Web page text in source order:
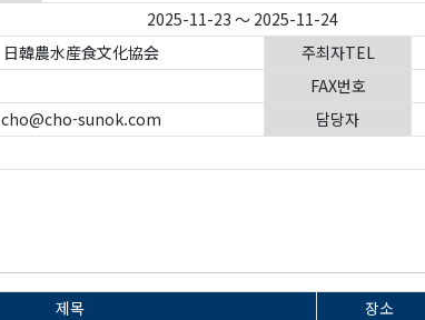
2025-11-23 ～ 2025-11-24
日韓農水産食文化協会 주최자TEL
FAX번호
cho@cho-sunok.com
담당자
제목 장소